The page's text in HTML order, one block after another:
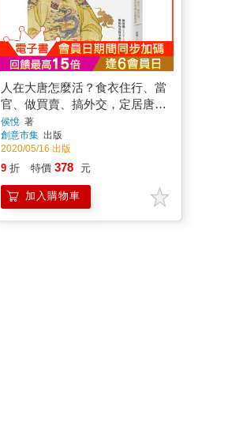
人在大唐怎麼活？食衣住行、當
官、做買賣、搞外交，定居唐朝
的必備指南
侯悅著
創意市集 出版
2020/05/16 出版
9 折 特價 378 元
加入購物車